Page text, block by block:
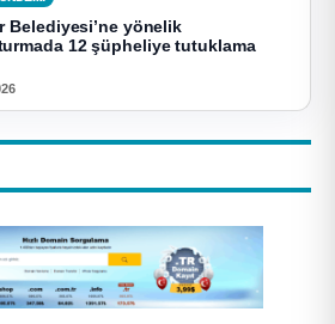
Belediyesi’ne yönelik
12 şüpheliye tutuklama